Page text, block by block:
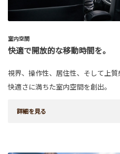
室内空間
快適で開放的な移動時間を。
視界、操作性、居住性、そして上質
快適さに満ちた室内空間を創出。
詳細を見る